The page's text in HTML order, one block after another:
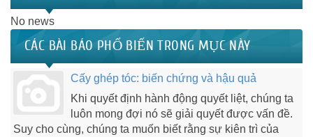
No news
CÁC BÀI BÁO PHỔ BIẾN TRONG MỤC NÀY
Cấy ghép tóc: biến chứng và hậu quả
Khi quyết định hành động quyết liệt, chúng ta
luôn mong đợi nó sẽ giải quyết được vấn đề.
Suy cho cùng, chúng ta muốn biết rằng sự kiên trì của